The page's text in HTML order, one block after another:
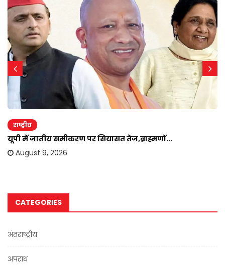
राष्ट्रीय
यूपी में जातीय समीकरण पर सियासत तेज,ब्राह्मणों...
August 9, 2026
CATEGORIES
अंतराष्ट्रीय
अपराध